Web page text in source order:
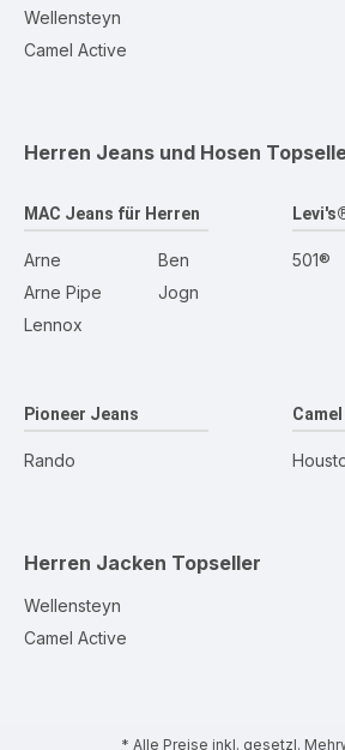
Wellensteyn
Camel Active
Herren Jeans und Hosen
MAC Jeans für Herren
Arne
Arne Pipe
Lennox
Ben
Jogn
501®
Pioneer Jeans
Rando
Herren Jacken Topseller
Wellensteyn
Camel Active
* Alle Preise inkl. gesetzl.